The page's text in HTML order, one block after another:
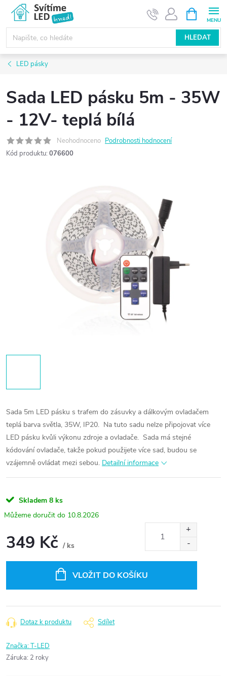
obsah
HLEDAT
NÁKUPNÍ
KOŠÍK
LED pásky
Sada LED pásku 5m - 35W
- 12V- teplá bílá
Neohodnoceno Podrobnosti hodnocení
Kód produktu: 076600
Sada 5m LED pásku s trafem do zásuvky a dálkovým ovladačem
teplá barva světla, 35W, IP20. Na tuto sadu nelze připojovat více
LED pásku kvůli výkonu zdroje a ovladače. Sada má stejné
kódování ovladače, takže pokud použijete více sad, budou se
vzájemně ovládat mezi sebou. Detailní informace
Skladem 8 ks
10.8.2026
349 Kč / ks
VLOŽIT DO KOŠÍKU
Dotaz k produktu Sdílet
Značka:T-LED
Záruka: 2 roky